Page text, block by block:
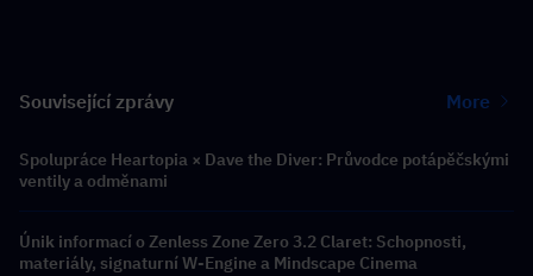
Související zprávy More
Spolupráce Heartopia × Dave the Diver: Průvodce potápěčskými
ventily a odměnami
Únik informací o Zenless Zone Zero 3.2 Claret: Schopnosti,
materiály, signaturní W-Engine a Mindscape Cinema